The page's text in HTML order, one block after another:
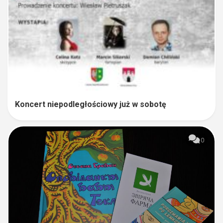
Koncert niepodległościowy już w sobotę
0